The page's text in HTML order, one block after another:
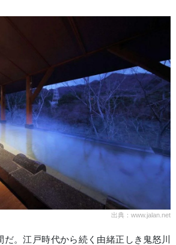
出典：www.jalan.net
。江戸時代から続く由緒正しき鬼怒川